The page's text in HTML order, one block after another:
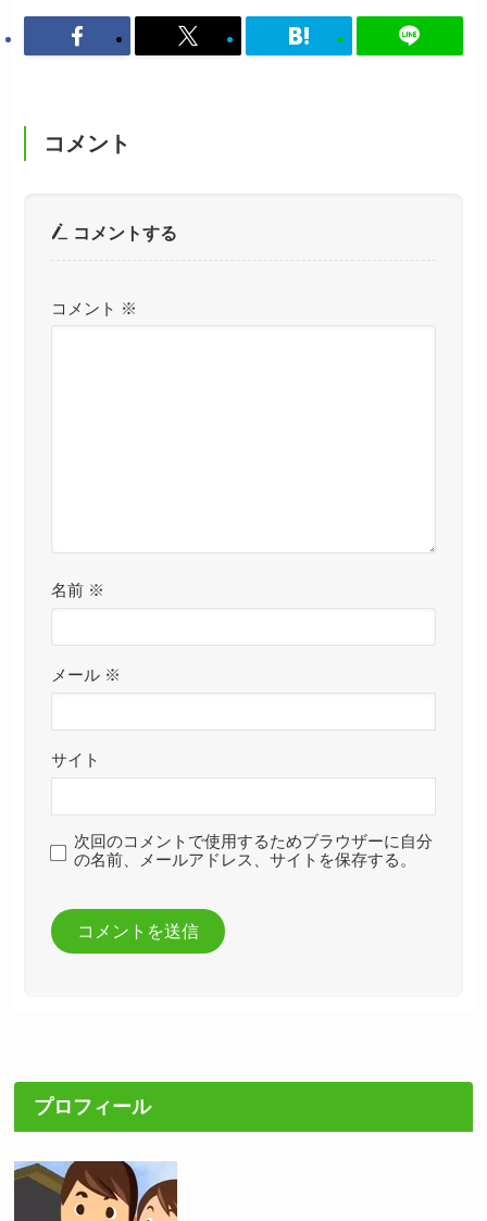
コメント
コメントする
コメント ※
名前 ※
メール ※
サイト
次回のコメントで使用するためブラウザーに自分
の名前、メールアドレス、サイトを保存する。
プロフィール